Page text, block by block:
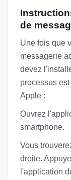
de
Une fois que
messagerie
devez
processus
Apple :
Ouvrez
smartphone.
Vous
droite.
l'application